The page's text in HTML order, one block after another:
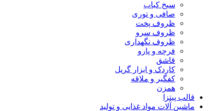
سیخ کباب
صافی و توری
ظروف پخت
ظروف سرو
ظروف نگهداری
فرچه و پارو
قاشق
کاردک و ابزار گریل
کفگیر و ملاقه
همزن
قالب پیتزا
ماشین آلات مواد غذایی و تولید